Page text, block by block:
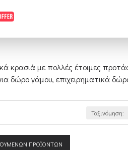
κρασιά με πολλές έτοιμες
δώρο γάμου, επιχειρηματικά
Ταξινόμηση:
ΠΡΟΪΟΝΤΩΝ